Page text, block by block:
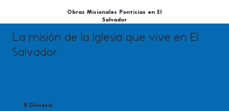
Obras Misionales Ponticias en El
Salvador
La misión de la Iglesia que vive en El
Salvador
8 Diócesis